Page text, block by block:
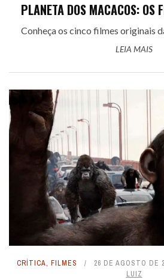
PLANETA DOS MACACOS: OS
Conheça os cinco filmes originais
LEIA MAIS
CRÍTICA, FILMES 26 DE AGOSTO DE
LUIZ